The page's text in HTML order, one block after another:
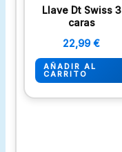
Llave Dt Swiss 3
caras
22,99€
AÑADIR AL
CARRITO